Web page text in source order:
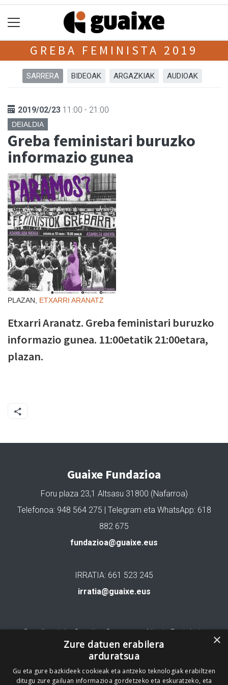
GREBA FEMINISTA 2019
SARRERA BIDEOAK ARGAZKIAK AUDIOAK
2019/02/23 11:00 - 21:00
DEIALDIA
Greba feministari buruzko
informazio gunea
PLAZAN, ETXARRI ARANATZ
Etxarri Aranatz. Greba feministari buruzko
informazio gunea. 11:00etatik 21:00etara,
plazan.
Guaixe Fundazioa
Foru plaza 23,1 Altsasu 31800 (Nafarroa)
Telefonoa: 948 564 275 | Telegram eta WhatsApp: 618
882 675
fundazioa@guaixe.eus
IRRATIA: 661 523 245
irratia@guaixe.eus
Gure lizentzia: Creative Commons Aitortu Partekatu
Codesyntaxek garatua
×
Zure datuen erabilera
arduratsua
Gu eta gure bazkideek cookieak eta antzeko teknologiak erabiltzen
ditugu zure gailuan informazioa gordetzeko eta eskuratzeko, eta